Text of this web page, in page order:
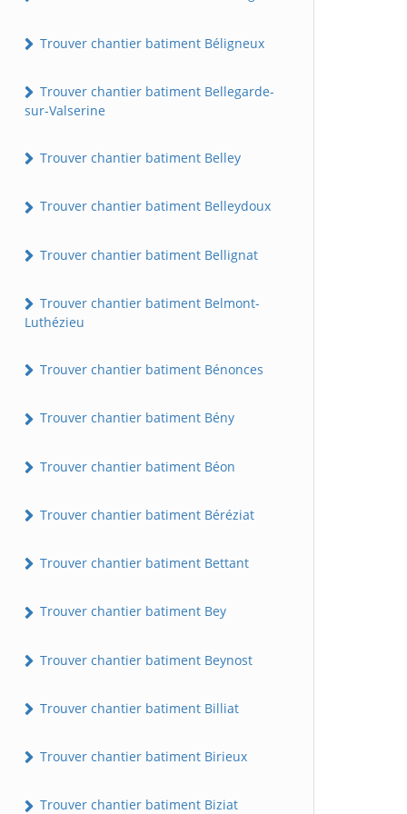
Trouver chantier batiment Béligneux
Trouver chantier batiment Bellegarde-
sur-Valserine
Trouver chantier batiment Belley
Trouver chantier batiment Belleydoux
Trouver chantier batiment Bellignat
Trouver chantier batiment Belmont-
Luthézieu
Trouver chantier batiment Bénonces
Trouver chantier batiment Bény
Trouver chantier batiment Béon
Trouver chantier batiment Béréziat
Trouver chantier batiment Bettant
Trouver chantier batiment Bey
Trouver chantier batiment Beynost
Trouver chantier batiment Billiat
Trouver chantier batiment Birieux
Trouver chantier batiment Biziat